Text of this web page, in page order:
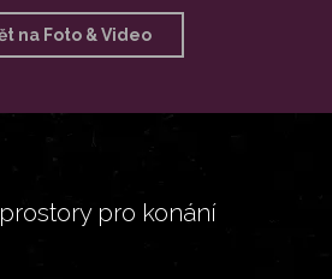
na Foto & Video
pro konání